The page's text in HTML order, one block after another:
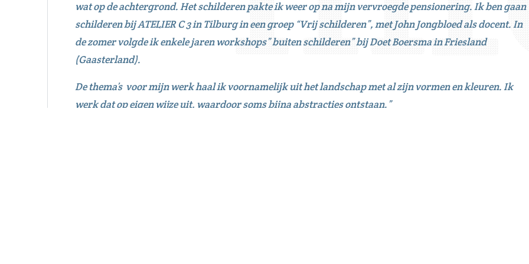
wat op de achtergrond. Het schilderen pakte ik weer op na mijn vervroegde pensionering. Ik ben gaan
schilderen bij ATELIER C 3 in Tilburg in een groep “Vrij schilderen”, met John Jongbloed als docent. In
de zomer volgde ik enkele jaren workshops” buiten schilderen” bij Doet Boersma in Friesland
(Gaasterland).
De thema’s voor mijn werk haal ik voornamelijk uit het landschap met al zijn vormen en kleuren. Ik
werk dat op eigen wijze uit, waardoor soms bijna abstracties ontstaan.”